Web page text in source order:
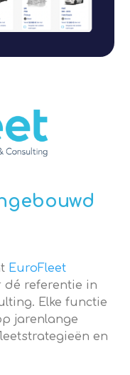
EuroFleet
dé referentie in
Elke functie
jarenlange
en